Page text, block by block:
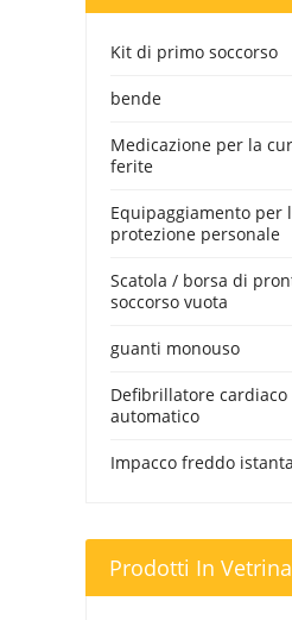
Kit di primo soccorso
bende
Medicazione per la
ferite
Equipaggiamento per
protezione personale
Scatola / borsa di
soccorso vuota
guanti monouso
Defibrillatore cardiaco
automatico
Impacco freddo
Prodotti In Vetrina